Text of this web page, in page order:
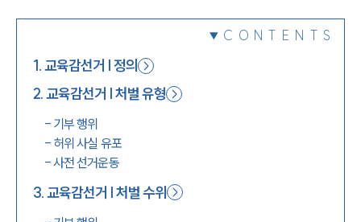
CONTENTS
1.교육감선거 | 정의
2.교육감선거 | 처벌 유형
- 기부 행위
- 허위 사실 유포
-사전 선거운동
3.교육감선거 | 처벌 수위